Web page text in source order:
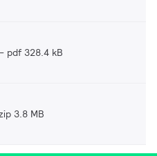
pdf 328.4 kB
3.8 MB